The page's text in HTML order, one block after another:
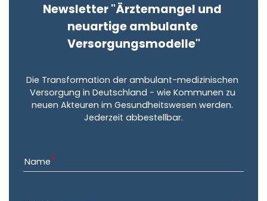
Newsletter "Ärztemangel und
neuartige ambulante
Versorgungsmodelle"
Die Transformation der ambulant-medizinischen
Versorgung in Deutschland - wie Kommunen zu
neuen Akteuren im Gesundheitswesen werden.
Jederzeit abbestellbar.
Name